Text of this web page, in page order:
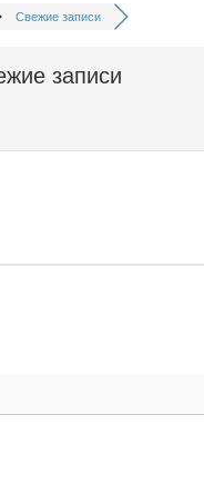
Свежие записи
записи